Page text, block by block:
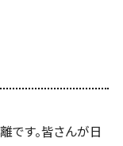
です。皆さんが日